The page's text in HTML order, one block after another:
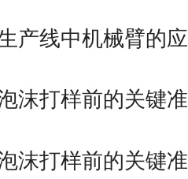
产线中机械臂的
沫打样前的关键
沫打样前的关键